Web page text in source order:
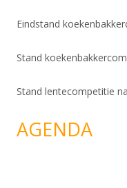
Eindstand
Stand
Stand lentecompetitie
AGENDA